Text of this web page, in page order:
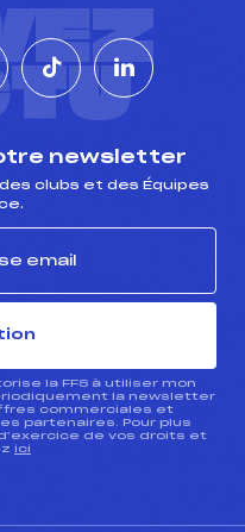
newsletter
clubs et des Équipes
la FFS à utiliser mon
la newsletter
commerciales et
partenaires. Pour plus
de vos droits et
ici